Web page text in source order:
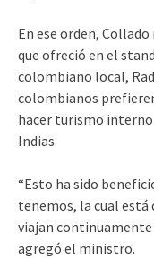
En ese orden,
que ofreció en el
colombiano local,
colombianos
hacer turismo interno
Indias.
“Esto ha sido
tenemos, la cual está
viajan continuamente
agregó el ministro.